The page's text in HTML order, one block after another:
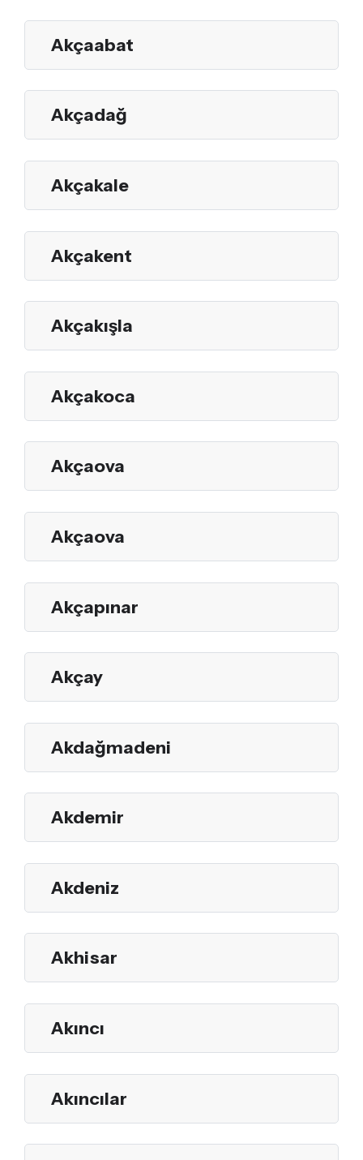
Akçaabat
Akçadağ
Akçakale
Akçakent
Akçakışla
Akçakoca
Akçaova
Akçaova
Akçapınar
Akçay
Akdağmadeni
Akdemir
Akdeniz
Akhisar
Akıncı
Akıncılar